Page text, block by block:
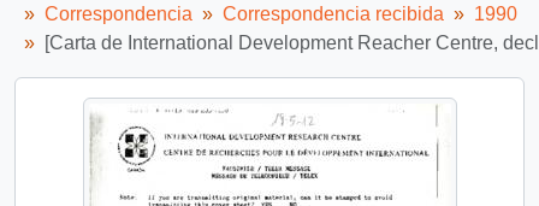
Correspondencia
Correspondencia recibida
1990
[Carta de International Development Reacher Centre,